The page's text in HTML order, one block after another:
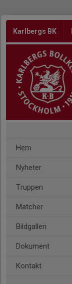
Karlbergs BK
Hem
Nyheter
Truppen
Matcher
Bildgalleri
Dokument
Kontakt